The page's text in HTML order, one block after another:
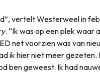
vertelt Westerweel in
. “Ik was op een plek waar
net voorzien was van
ik hier niet meer gezeten.
ben geweest. Ik had